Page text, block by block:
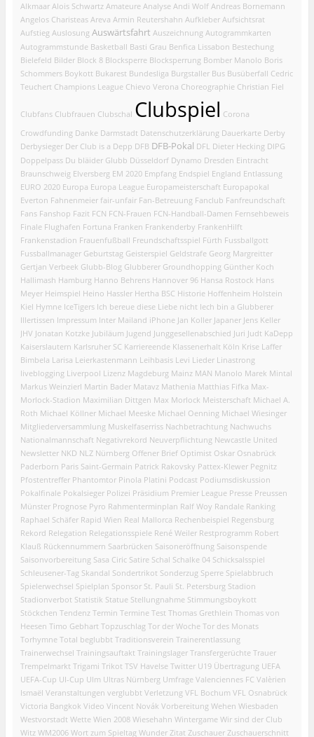
Alkmaar Alois Schwartz Amateure Analyse Andi Wolf Andreas Bornemann
Angelos Charisteas Areva Armin Reutershahn Aufkleber Aufsichtsrat
Aufstieg Auslosung Auswärtsfahrt Auszeichnung Autogrammkarten
Autogrammstunde Basketball Basti Grau Benfica Lissabon Bestechung
Bielefeld Bilder Block 8 Blocksperre Blocksperrung Bomber Manolo Boris
Schommers Boykott Bukarest Bundesliga Burgstaller Bus Busüberfall Cedric
Teuchert Champions League Chievo Verona Choreographie Christian Fiel
Clubfans Clubfrauen Clubschal Clubspiel Corona
Crowdfunding Danke Darmstadt Datenschutzerklärung Dauerkarte Derby
Derbysieger Der Club is a Depp DFB DFB-Pokal DFL Dieter Hecking DIPG
Doppelpass Du bläider Glubb Düsseldorf Dynamo Dresden Eintracht
Braunschweig Elversberg EM 2020 Empfang Endspiel England Entlassung
EURO 2020 Europa Europa League Europameisterschaft Europapokal
Everton Fahnenmeier fair-unfair Fan-Betreuung Fanclub Fanfreundschaft
Fans Fanshop Fazit FCN FCN-Frauen FCN-Handball-Damen Fernsehbeweis
Finale Flughafen Fortuna Franken Frankenderby FrankenHilft
Frankenstadion Frauenfußball Freundschaftsspiel Fürth Fussballgott
Fussballmanager Geburtstag Geisterspiel Geldstrafe Georg Margreitter
Gertjan Verbeek Glubb-Blog Glubberer Groundhopping Günther Koch
Hallimash Hamburg Hanno Behrens Hannover 96 Hansa Rostock Hans
Meyer Heimspiel Heino Hassler Hertha BSC Historie Hoffenheim Holstein
Kiel Hymne IceTigers Ich bereue diese Liebe nicht Iech bin a Glubberer
Illertissen Impressum Inter Mailand iPhone Jan Koller Japaner Jens Keller
JHV Jonatan Kotzke Jubiläum Jugend Junggesellenabschied Juri Judt KaDepp
Kaiserslautern Karlsruher SC Karriereende Klassenerhalt Köln Krise Laffer
Bimbela Larisa Leierkastenmann Leihbasis Levi Lieder Linastrong
liveblogging Liverpool Lizenz Magdeburg Mainz MAN Manolo Marek Mintal
Markus Weinzierl Martin Bader Matavz Mathenia Matthias Fifka Max-
Morlock-Stadion Maximilian Dittgen Max Morlock Meisterschaft Michael A.
Roth Michael Köllner Michael Meeske Michael Oenning Michael Wiesinger
Mitgliederversammlung Muskelfaserriss Nachbetrachtung Nachwuchs
Nationalmannschaft Negativrekord Neuverpflichtung Newcastle United
Newsletter NKD NLZ Nürnberg Offener Brief Optimist Oskar Osnabrück
Paderborn Paris Saint-Germain Patrick Rakovsky Pattex-Klewer Pegnitz
Pfostentreffer Phantomtor Pinola Platini Podcast Podiumsdiskussion
Pokalfinale Pokalsieger Polizei Präsidium Premier League Presse Preussen
Münster Prognose Pyro Rahmenterminplan Ralf Woy Randale Ranking
Raphael Schäfer Rapid Wien Real Mallorca Rechenbeispiel Regensburg
Rekord Relegation Relegationsspiele René Weiler Restprogramm Robert
Klauß Rückennummern Saarbrücken Saisoneröffnung Saisonspende
Saisonvorbereitung Sasa Ciric Satire Schal Schalke 04 Schicksalsspiel
Schleusener-Tag Skandal Sondertrikot Sonderzug Sperre Spielabbruch
Spielerwechsel Spielplan Sponsor St. Pauli St. Petersburg Stadion
Stadionverbot Statistik Statue Stellungnahme Stimmungsboykott
Stöckchen Tendenz Termin Termine Test Thomas Grethlein Thomas von
Heesen Timo Gebhart Topzuschlag Tor der Woche Tor des Monats
Torhymne Total beglubbt Traditionsverein Trainerentlassung
Trainerwechsel Trainingsauftakt Trainingslager Transfergerüchte Trauer
Trempelmarkt Trigami Trikot TSV Havelse Twitter U19 Übertragung UEFA
UEFA-Cup UI-Cup Ulm Ultras Nürnberg Umfrage Valenciennes FC Valèrien
Ismaël Veranstaltungen verglubbt Verletzung VFL Bochum VFL Osnabrück
Victoria Bangkok Video Vincent Novák Vorbereitung Wehen Wiesbaden
Westvorstadt Wette Wien 2008 Wiesehahn Wintergame Wir sind der Club
Witz WM2006 Wort zum Spieltag Wunder Zitat Zuschauer Zuschauerschnitt